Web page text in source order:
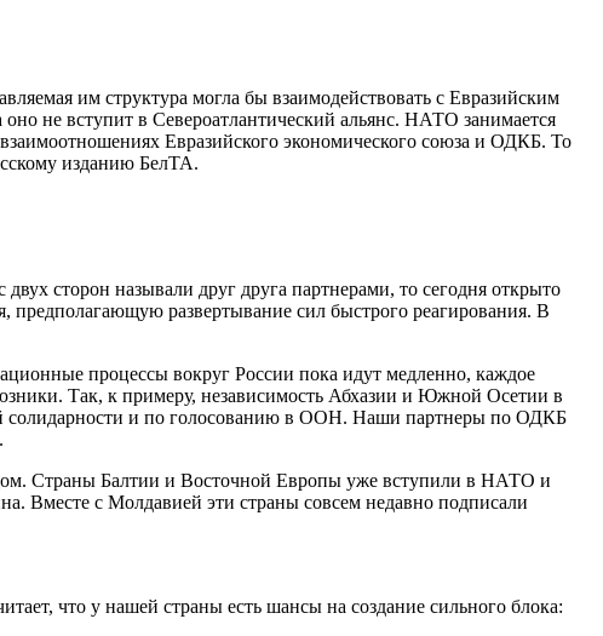
им структура могла бы взаимодействовать с Евразийским
не вступит в Североатлантический альянс. НАТО занимается
Евразийского экономического союза и ОДКБ. То
изданию БелТА.
сторон называли друг друга партнерами, то сегодня открыто
развертывание сил быстрого реагирования. В
процессы вокруг России пока идут медленно, каждое
Так, к примеру, независимость Абхазии и Южной Осетии в
солидарности и по голосованию в ООН. Наши партнеры по ОДКБ
Страны Балтии и Восточной Европы уже вступили в НАТО и
Вместе с Молдавией эти страны совсем недавно подписали
что у нашей страны есть шансы на создание сильного блока: